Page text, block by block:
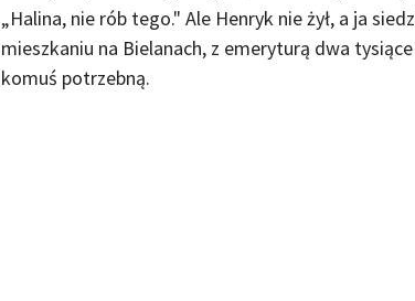
„Halina, nie rób tego." Ale Henryk nie żył, a ja
mieszkaniu na Bielanach, z emeryturą dwa
komuś potrzebną.